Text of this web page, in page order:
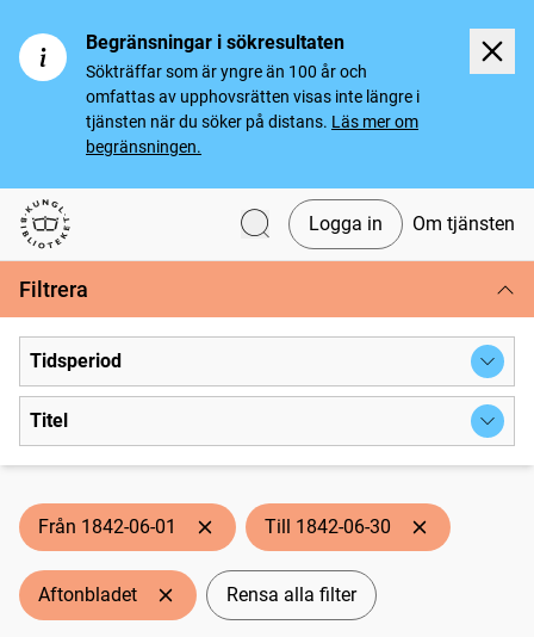
Begränsningar i sökresultaten
Sökträffar som är yngre än 100 år och
omfattas av upphovsrätten visas inte längre i
tjänsten när du söker på distans. Läs mer om
begränsningen.
Svenska tidningar
Logga in Om tjänsten
Filtrera
Tidsperiod
Titel
Från 1842-06-01 Till 1842-06-30
Aftonbladet Rensa alla filter